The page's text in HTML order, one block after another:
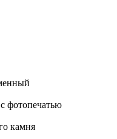
фотопечатью
камня